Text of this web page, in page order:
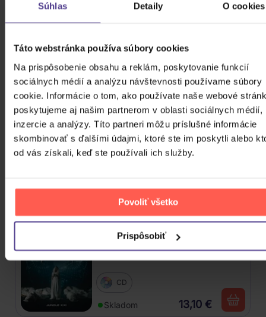
Súhlas Detaily O cookies
Táto webstránka používa súbory cookies
Na prispôsobenie obsahu a reklám, poskytovanie funkcií
sociálnych médií a analýzu návštevnosti používame súbory
cookie. Informácie o tom, ako používate naše webové
poskytujeme aj našim partnerom v oblasti sociálnych médií,
inzercie a analýzy. Títo partneri môžu príslušné informácie
skombinovať s ďalšími údajmi, ktoré ste im poskytli alebo
od vás získali, keď ste používali ich služby.
Povoliť všetko
Prispôsobiť
Mišík Vladimír: Vteřiny, měsíce a
roky
CD
Skladom 16,30 €
Linkin Park: From Zero (Coloured
Vinyl
Skladom 24,90 €
Traktor: Jungle XXI
CD
Skladom 13,10 €